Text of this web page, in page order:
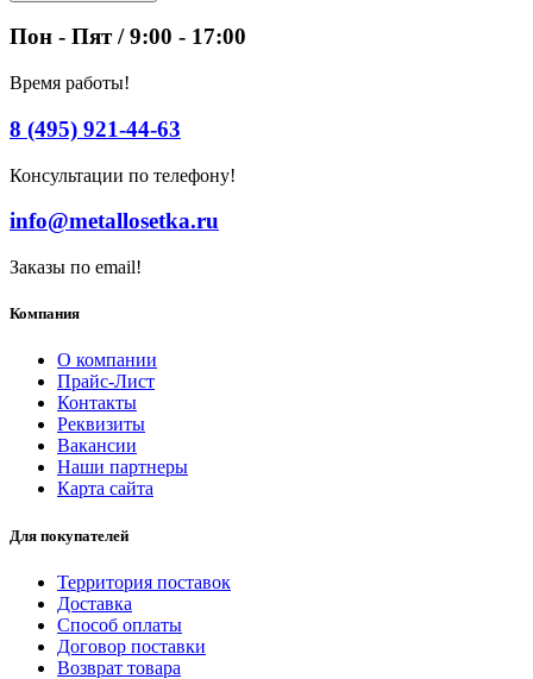
Пон - Пят / 9:00 - 17:00
Время работы!
8 (495) 921-44-63
Консультации по телефону!
info@metallosetka.ru
Заказы по email!
Компания
О компании
Прайс-Лист
Контакты
Реквизиты
Вакансии
Наши партнеры
Карта сайта
Для покупателей
Территория поставок
Доставка
Способ оплаты
Договор поставки
Возврат товара